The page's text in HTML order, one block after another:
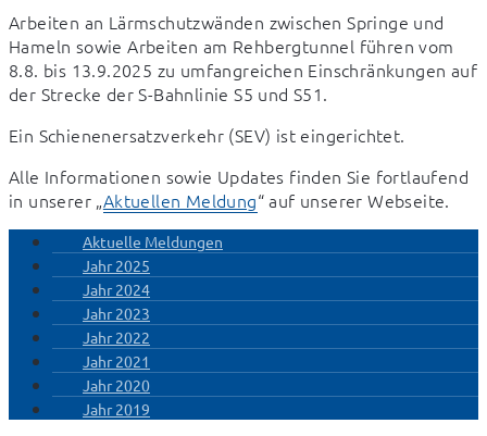
Arbeiten an Lärmschutzwänden zwischen Springe und
Hameln sowie Arbeiten am Rehbergtunnel führen vom
8.8. bis 13.9.2025 zu umfangreichen Einschränkungen auf
der Strecke der S-Bahnlinie S5 und S51.
Ein Schienenersatzverkehr (SEV) ist eingerichtet.
Alle Informationen sowie Updates finden Sie fortlaufend
in unserer „Aktuellen Meldung“ auf unserer Webseite.
Aktuelle Meldungen
Jahr 2025
Jahr 2024
Jahr 2023
Jahr 2022
Jahr 2021
Jahr 2020
Jahr 2019